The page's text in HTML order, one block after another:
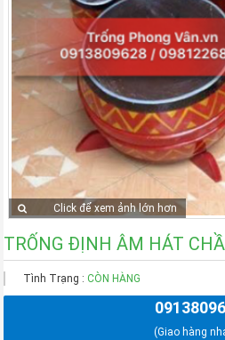
Click để xem ảnh lớn hơn
TRỐNG ĐỊNH ÂM HÁT
Tình Trạng : CÒN HÀNG
(Giao hàng